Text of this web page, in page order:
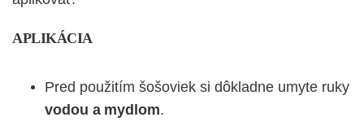
APLIKÁCIA
Pred použitím šošoviek si dôkladne umyte ruky
vodou a mydlom.